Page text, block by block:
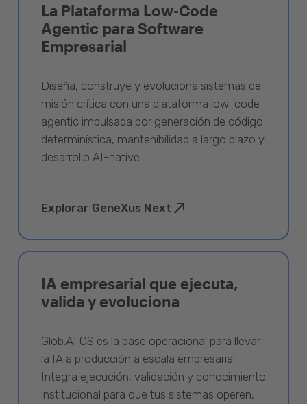
La Plataforma Low-Code
Agentic para Software
Empresarial
Diseña, construye y evoluciona sistemas de
misión crítica con una plataforma low-code
agentic impulsada por generación de código
determinística, mantenibilidad a largo plazo y
desarrollo AI-native.
Explorar GeneXus Next
IA empresarial que ejecuta,
valida y evoluciona
Glob.AI OS es la base operacional para llevar
la IA a producción a escala empresarial.
Integra ejecución, validación y conocimiento
institucional para que tus sistemas operen,